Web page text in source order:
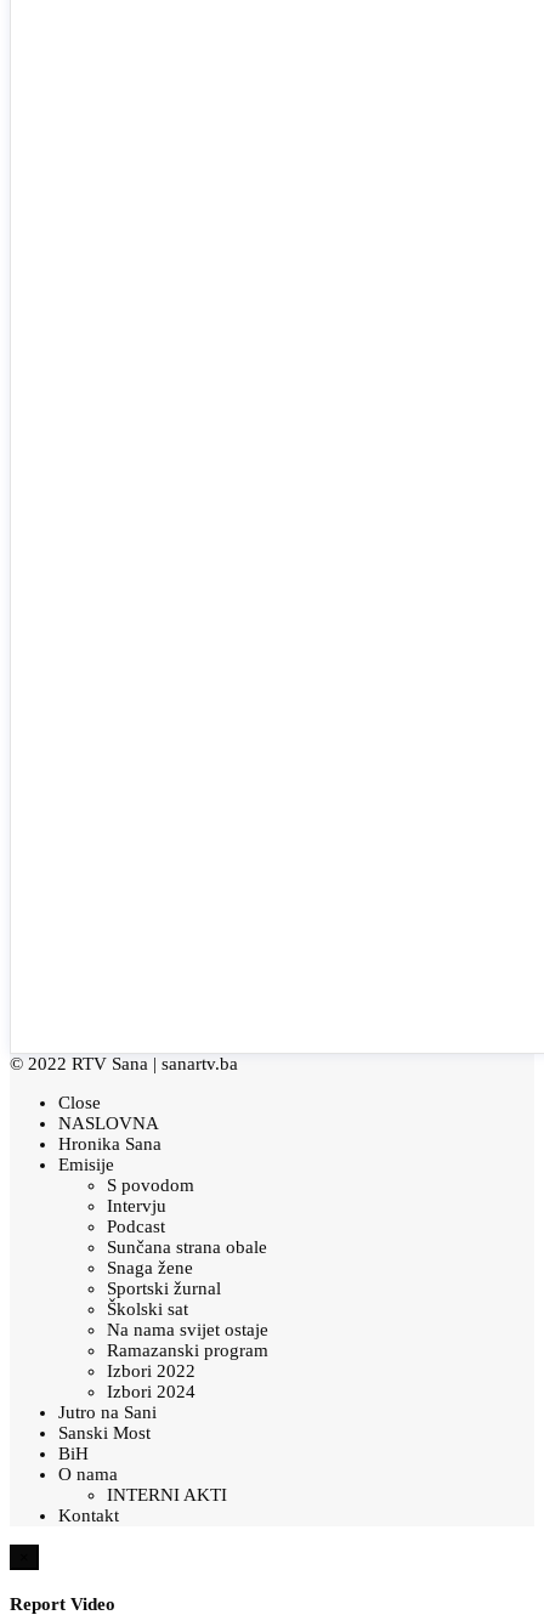
© 2022 RTV Sana | sanartv.ba
Close
NASLOVNA
Hronika Sana
Emisije
S povodom
Intervju
Podcast
Sunčana strana obale
Snaga žene
Sportski žurnal
Školski sat
Na nama svijet ostaje
Ramazanski program
Izbori 2022
Izbori 2024
Jutro na Sani
Sanski Most
BiH
O nama
INTERNI AKTI
Kontakt
Report Video